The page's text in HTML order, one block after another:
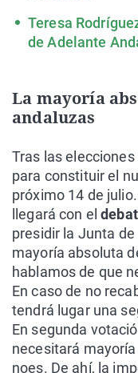
Teresa
de Adelante
La mayoría
andaluzas
Tras las
para constituir el
próximo 14 de
llegará con el
presidir la Junta
mayoría absoluta
hablamos de que
En caso de no
tendrá lugar una
En segunda
necesitará
noes. De ahí, la